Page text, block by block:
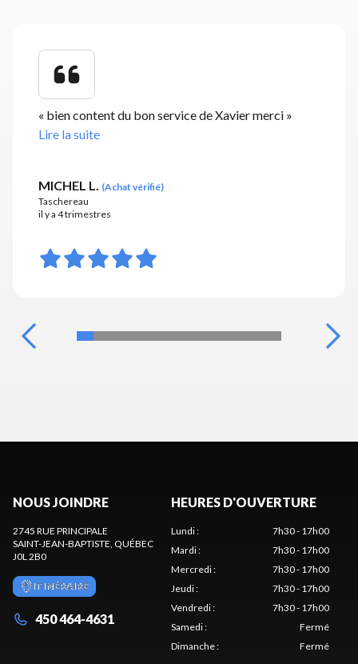
« bien content du bon service de Xavier merci »
Lire la suite
MICHEL L. (Achat vérifié)
Taschereau
il y a 4 trimestres
NOUS JOINDRE
2745 RUE PRINCIPALE
SAINT-JEAN-BAPTISTE , QUÉBEC
J0L 2B0
ITINÉRAIRE
450 464-4631
HEURES D'OUVERTURE
Lundi:
7h30 - 17h00
Mardi:
7h30 - 17h00
Mercredi:
7h30 - 17h00
Jeudi:
7h30 - 17h00
Vendredi:
7h30 - 17h00
Samedi:
Fermé
Dimanche: Fermé